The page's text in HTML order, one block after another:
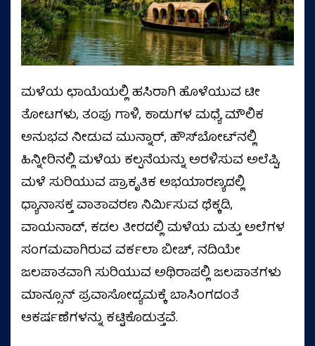
ಮಳೆಯ ಛಾಯೆಯಲ್ಲಿ ಹಸಿರಾಗಿ ಹೊಳೆಯುವ ಟೀ
ತೋಟಗಳು, ತಂಪು ಗಾಳಿ, ಕಾಡುಗಳ ಮಧ್ಯೆ ಮೌಲಿಕ
ಅನುಭವ ನೀಡುವ ಮುನ್ನಾರ್, ಹೌಸ್‌ಬೋಟ್‌ನಲ್ಲಿ
ಹಿನ್ನೀರಿನಲ್ಲಿ ಮಳೆಯ ಕಲ್ಪನೆಯನ್ನು ಅರಳಿಸುವ ಅಲೆಪ್ಪಿ,
ಮಳೆ ಸುರಿಯುವ ಪ್ರಾಕೃತಿಕ ಅಭಯಾರಣ್ಯದಲ್ಲಿ
ಧ್ಯಾನಾಸಕ್ತ ವಾತಾವರಣ ನಿರ್ಮಿಸುವ ಥೆಕ್ಕಡಿ,
ವಾಯನಾಡ್, ಕಡಲ ತೀರದಲ್ಲಿ ಮಳೆಯ ಮತ್ತು ಅಲೆಗಳ
ಸಂಗಮವಾಗಿರುವ ವರ್ಕಲಾ ಬೀಚ್, ನದಿಯೇ
ಜಲಪಾತವಾಗಿ ಸುರಿಯುವ ಅಥಿರಾಪಲ್ಲಿ ಜಲಪಾತಗಳು
ಮಾನ್ಸೂನ್ ಪ್ರವಾಸೋದ್ಯಮಕ್ಕೆ ಬಾಸಿಂಗದಂತೆ
ಆಕರ್ಷಣೆಗಳನ್ನು ಕಟ್ಟಿಕೊಡುತ್ತವೆ.